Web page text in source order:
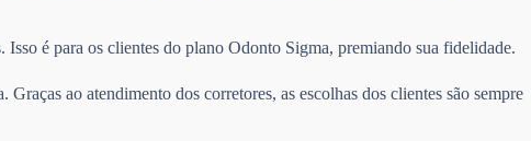
é para os clientes do plano Odonto Sigma, premiando sua fidelidade.
ao atendimento dos corretores, as escolhas dos clientes são sempre